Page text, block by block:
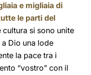
e migliaia di
le parti del
cultura si sono unite
Dio una lode
la pace tra i
“vostro” con il